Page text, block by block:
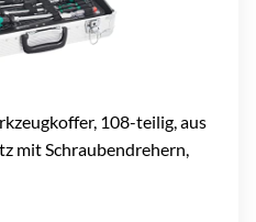
108-teilig, aus
mit Schraubendrehern,